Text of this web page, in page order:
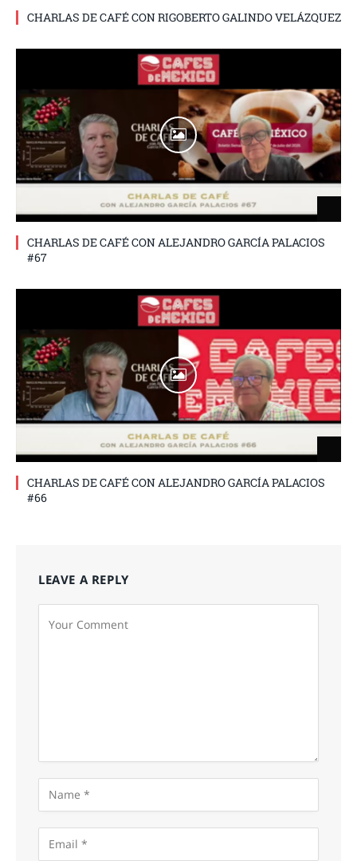
CHARLAS DE CAFÉ CON RIGOBERTO GALINDO VELÁZQUEZ
CHARLAS DE CAFÉ CON ALEJANDRO GARCÍA PALACIOS
#67
CHARLAS DE CAFÉ CON ALEJANDRO GARCÍA PALACIOS
#66
LEAVE A REPLY